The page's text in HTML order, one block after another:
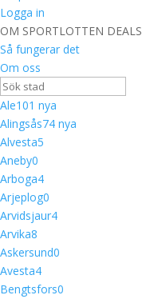
Logga in
OM SPORTLOTTEN DEALS
Så fungerar det
Om oss
Ale101 nya
Alingsås74 nya
Alvesta5
Aneby0
Arboga4
Arjeplog0
Arvidsjaur4
Arvika8
Askersund0
Avesta4
Bengtsfors0